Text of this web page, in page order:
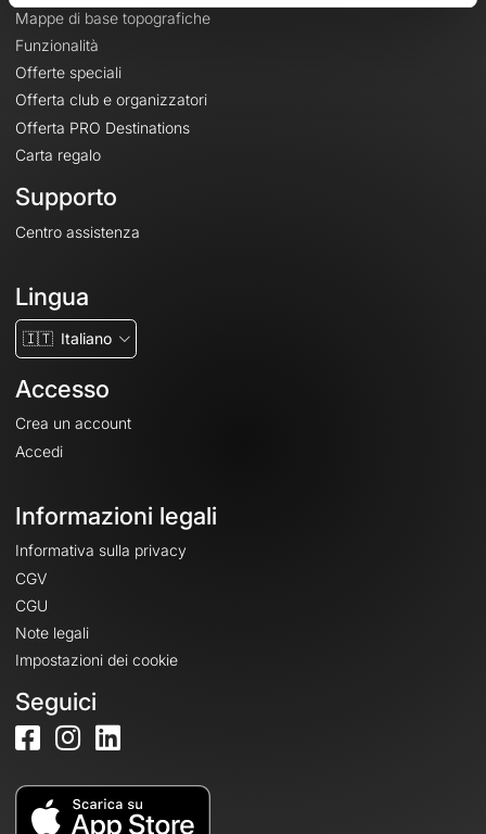
Mappe di base topografiche
Funzionalità
Offerte speciali
Offerta club e organizzatori
Offerta PRO Destinations
Carta regalo
Supporto
Centro assistenza
Lingua
🇮🇹 Italiano
Accesso
Crea un account
Accedi
Informazioni legali
Informativa sulla privacy
CGV
CGU
Note legali
Impostazioni dei cookie
Seguici